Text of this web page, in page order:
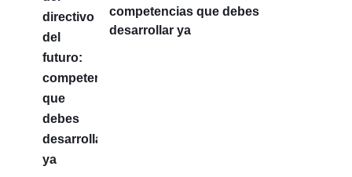
competencias que debes
desarrollar ya